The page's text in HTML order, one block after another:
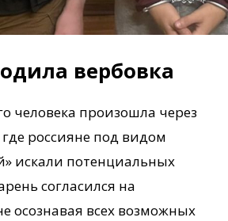
вербовка
человека произошла через
россияне под видом
искали потенциальных
согласился на
осознавая всех возможных